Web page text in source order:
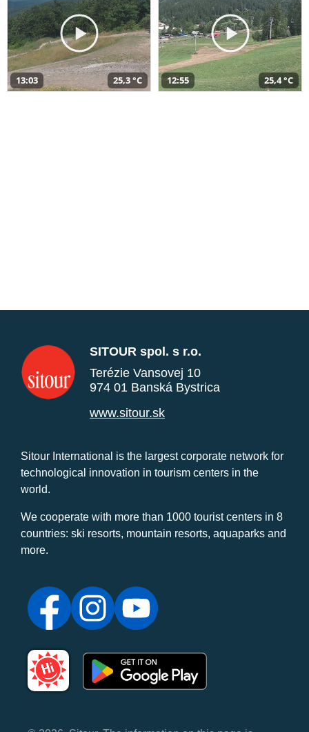
13:03 25,3 °C 12:55 25,4 °C
SITOUR spol. s r.o.
Terézie Vansovej 10
974 01 Banská Bystrica
www.sitour.sk
Sitour International is the largest corporate network for
technological innovation in tourism centers in the
world.
We cooperate with more than 1000 tourist centers in 8
countries: ski resorts, mountain resorts, aquaparks and
more.